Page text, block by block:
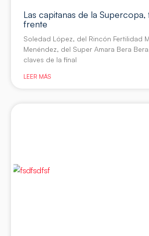
Las capitanas de la Supercopa,
frente
Soledad López, del Rincón Fertilidad
Menéndez, del Super Amara Bera
claves de la final
LEER MÁS